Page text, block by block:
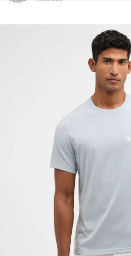
Clicca per visualizzare la nostra